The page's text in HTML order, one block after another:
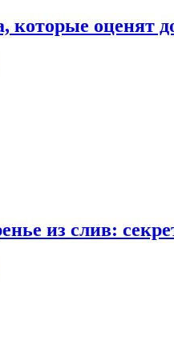
которые оценят
из слив: